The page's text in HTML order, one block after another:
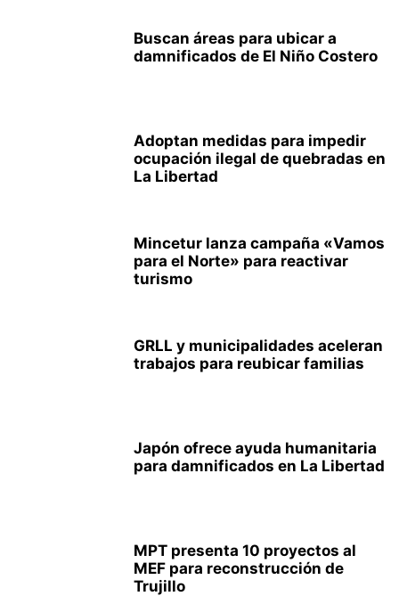
Buscan áreas para ubicar a
damnificados de El Niño Costero
Adoptan medidas para impedir
ocupación ilegal de quebradas en
La Libertad
Mincetur lanza campaña «Vamos
para el Norte» para reactivar
turismo
GRLL y municipalidades aceleran
trabajos para reubicar familias
Japón ofrece ayuda humanitaria
para damnificados en La Libertad
MPT presenta 10 proyectos al
MEF para reconstrucción de
Trujillo